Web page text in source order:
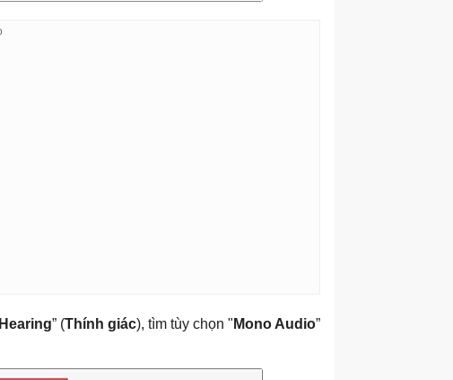
Hearing” (Thính giác), tìm tùy chọn " Mono Audio”